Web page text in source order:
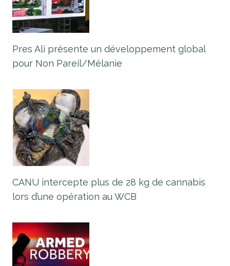
Pres Ali présente un développement global
pour Non Pareil/Mélanie
CANU intercepte plus de 28 kg de cannabis
lors d’une opération au WCB